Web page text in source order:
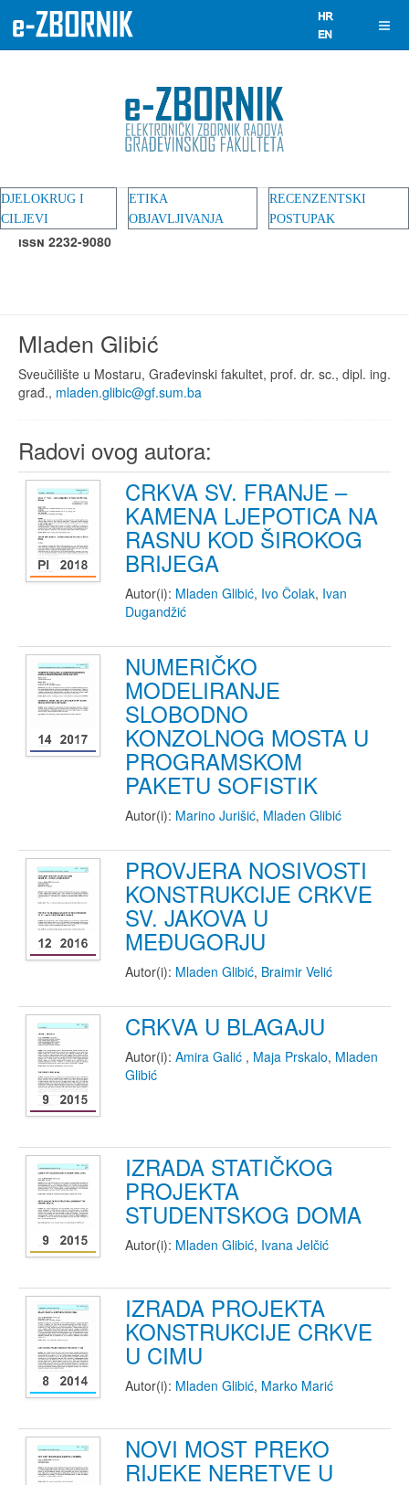
DJELOKRUG I
CILJEVI
ETIKA
OBJAVLJIVANJA
RECENZENTSKI
POSTUPAK
ISSN 2232-9080
Mladen Glibić
Sveučilište u Mostaru, Građevinski fakultet, prof. dr. sc., dipl. ing.
građ., mladen.glibic@gf.sum.ba
Radovi ovog autora:
CRKVA SV. FRANJE –
KAMENA LJEPOTICA NA
RASNU KOD ŠIROKOG
BRIJEGA
Autor(i): Mladen Glibić, Ivo Čolak, Ivan
Dugandžić
NUMERIČKO
MODELIRANJE
SLOBODNO
KONZOLNOG MOSTA U
PROGRAMSKOM
PAKETU SOFISTIK
Autor(i): Marino Jurišić, Mladen Glibić
PROVJERA NOSIVOSTI
KONSTRUKCIJE CRKVE
SV. JAKOVA U
MEĐUGORJU
Autor(i): Mladen Glibić, Braimir Velić
CRKVA U BLAGAJU
Autor(i): Amira Galić , Maja Prskalo, Mladen
Glibić
IZRADA STATIČKOG
PROJEKTA
STUDENTSKOG DOMA
Autor(i): Mladen Glibić, Ivana Jelčić
IZRADA PROJEKTA
KONSTRUKCIJE CRKVE
U CIMU
Autor(i): Mladen Glibić, Marko Marić
NOVI MOST PREKO
RIJEKE NERETVE U